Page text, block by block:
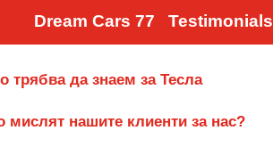
Dream Cars 77 Testimonials
трябва да знаем за Тесла
мислят нашите клиенти за нас?